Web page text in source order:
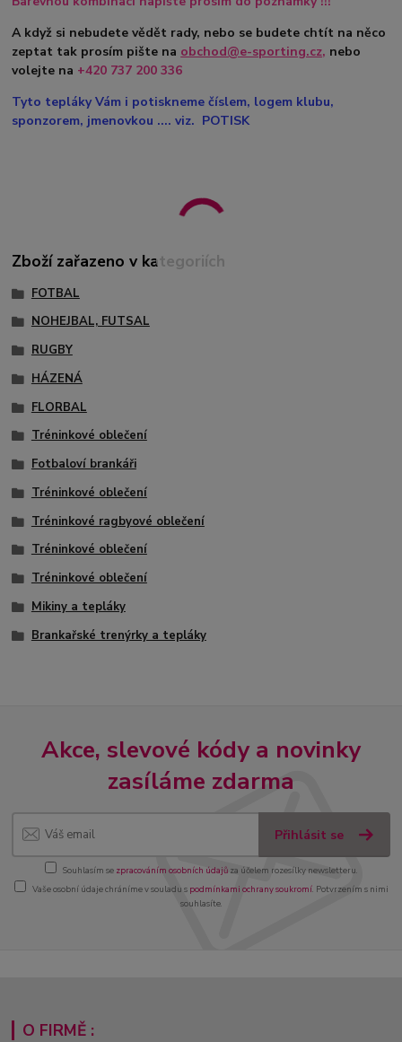
A když si nebudete vědět rady, nebo se budete chtít na něco
zeptat tak prosím pište na obchod@e-sporting.cz, nebo
volejte na +420 737 200 336
Tyto tepláky Vám i potiskneme číslem, logem klubu,
sponzorem, jmenovkou .... viz. POTISK
Zboží zařazeno v kategoriích
FOTBAL
NOHEJBAL, FUTSAL
RUGBY
HÁZENÁ
FLORBAL
Tréninkové oblečení
Fotbaloví brankáři
Tréninkové oblečení
Tréninkové ragbyové oblečení
Tréninkové oblečení
Tréninkové oblečení
Mikiny a tepláky
Brankařské trenýrky a tepláky
Akce, slevové kódy a novinky
zasíláme zdarma
Přihlásit se
Souhlasím se zpracováním osobních údajůza účelem rozesílky newsletteru.
Vaše osobní údaje chráníme v souladu s podmínkami ochrany soukromí. Potvrzením s nimi
souhlasíte.
O FIRMĚ :